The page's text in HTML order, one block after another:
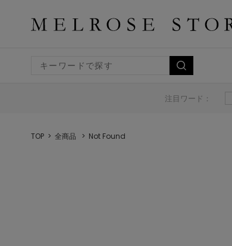
注目ワード：
TOP 全商品 Not Found